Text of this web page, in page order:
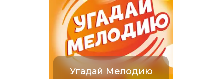
Угадай Мелодию